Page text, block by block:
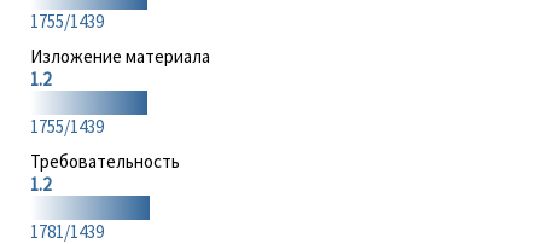
1755/1439
Изложение материала
1.2
1755/1439
Требовательность
1.2
1781/1439